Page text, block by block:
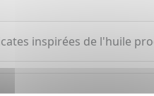
inspirées de l'huile